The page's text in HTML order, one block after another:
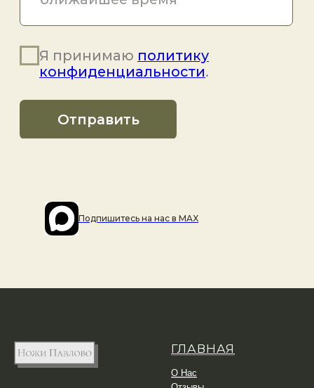
Подпишитесь на наc в MAX
ГЛАВНАЯ
О Нас